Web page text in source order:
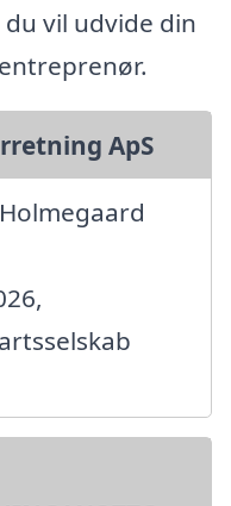
vil udvide din
ApS